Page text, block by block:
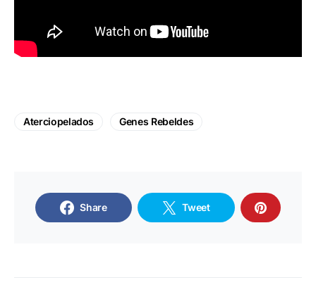
Aterciopelados Genes Rebeldes
Share Tweet